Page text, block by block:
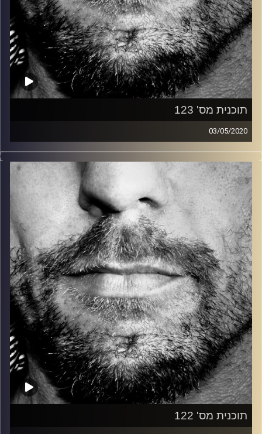
תוכנית מס' 123
03/05/2020
זיפים, מוזיקה מחוספסת של הופעות חיות. הרבה ג'אם, רוק,
בלוז, bluegrass, ג'אז, Fאנק, פרוגרסיב ואפילו אלקטרוניקה.
כל מה שחי, אמיתי ונושם.
עם שמוליק רגב.
קרדיט תמונות: David Goehring
תוכנית מס' 122